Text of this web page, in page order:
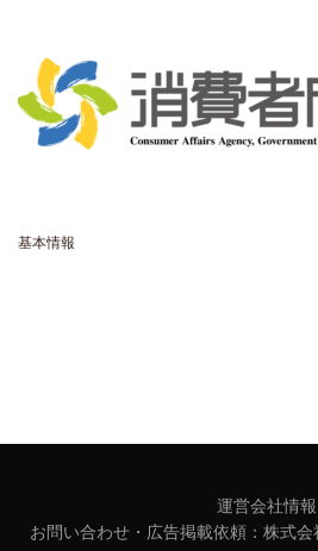
基本情報
運営会社情報
お問い合わせ・広告掲載依頼： 株式